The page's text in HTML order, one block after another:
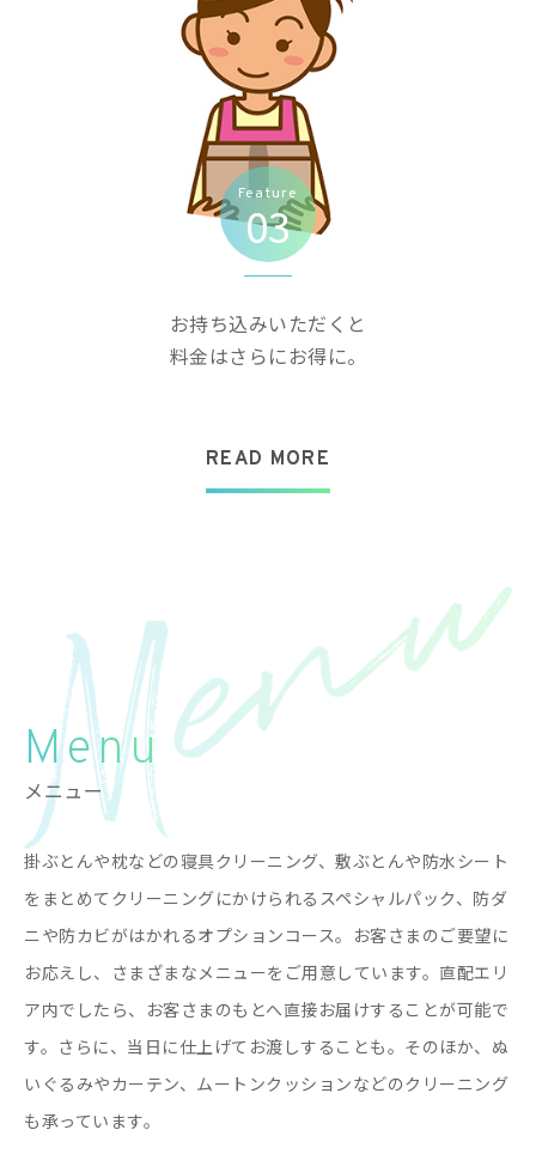
お持ち込みいただくと
料金はさらにお得に。
Feature
03
READ MORE
Menu
メニュー
掛ぶとんや枕などの寝具クリーニング、敷ぶとんや防水シート
をまとめてクリーニングにかけられるスペシャルパック、防ダ
ニや防カビがはかれるオプションコース。お客さまのご要望に
お応えし、さまざまなメニューをご用意しています。直配エリ
ア内でしたら、お客さまのもとへ直接お届けすることが可能で
す。さらに、当日に仕上げてお渡しすることも。そのほか、ぬ
いぐるみやカーテン、ムートンクッションなどのクリーニング
も承っています。